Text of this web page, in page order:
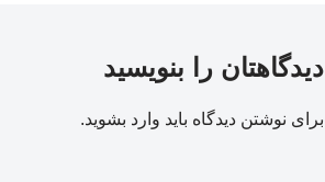
دیدگاهتان را بنویسید
برای نوشتن دیدگاه باید وارد بشوید.